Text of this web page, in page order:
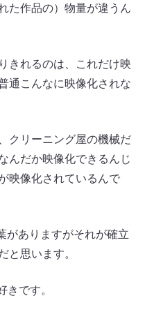
た作品の）物量が違うん
きれるのは、これだけ映
通こんなに映像化されな
クリーニング屋の機械だ
んだか映像化できるんじ
映像化されているんで
がありますがそれが確立
と思います。
きです。